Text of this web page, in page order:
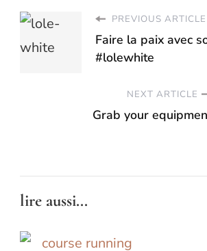
PREVIOUS ARTICLE
Faire la paix avec
#lolewhite
NEXT ARTICLE
Grab your
lire aussi...